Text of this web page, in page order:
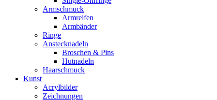
Armschmuck
Armreifen
Armbänder
Ringe
Anstecknadeln
Broschen & Pins
Hutnadeln
Haarschmuck
Kunst
Acrylbilder
Zeichnungen